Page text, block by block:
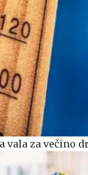
vala za večino